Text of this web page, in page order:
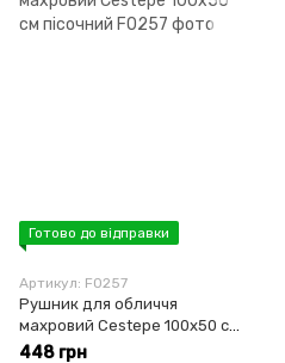
Готово до відправки
Артикул: F0257
Рушник для обличчя
махровий Cestepe 100х50 см
пісочний
448 грн